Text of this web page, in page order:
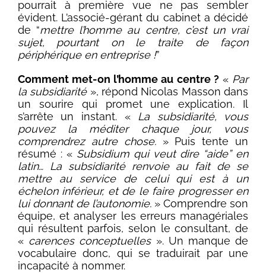
pourrait à première vue ne pas sembler
évident. L’associé-gérant du cabinet a décidé
de “mettre l’homme au centre, c’est un vrai
sujet, pourtant on le traite de façon
périphérique en entreprise !”
Comment met-on l’homme au centre ?« Par
la subsidiarité», répond Nicolas Masson dans
un sourire qui promet une explication. Il
s’arrête un instant. « La subsidiarité, vous
pouvez la méditer chaque jour, vous
comprendrez autre chose.» Puis tente un
résumé : « Subsidium qui veut dire “aide” en
latin… La subsidiarité renvoie au fait de se
mettre au service de celui qui est à un
échelon inférieur, et de le faire progresser en
lui donnant de l’autonomie. » Comprendre son
équipe, et analyser les erreurs managériales
qui résultent parfois, selon le consultant, de
« carences conceptuelles». Un manque de
vocabulaire donc, qui se traduirait par une
incapacité à nommer.